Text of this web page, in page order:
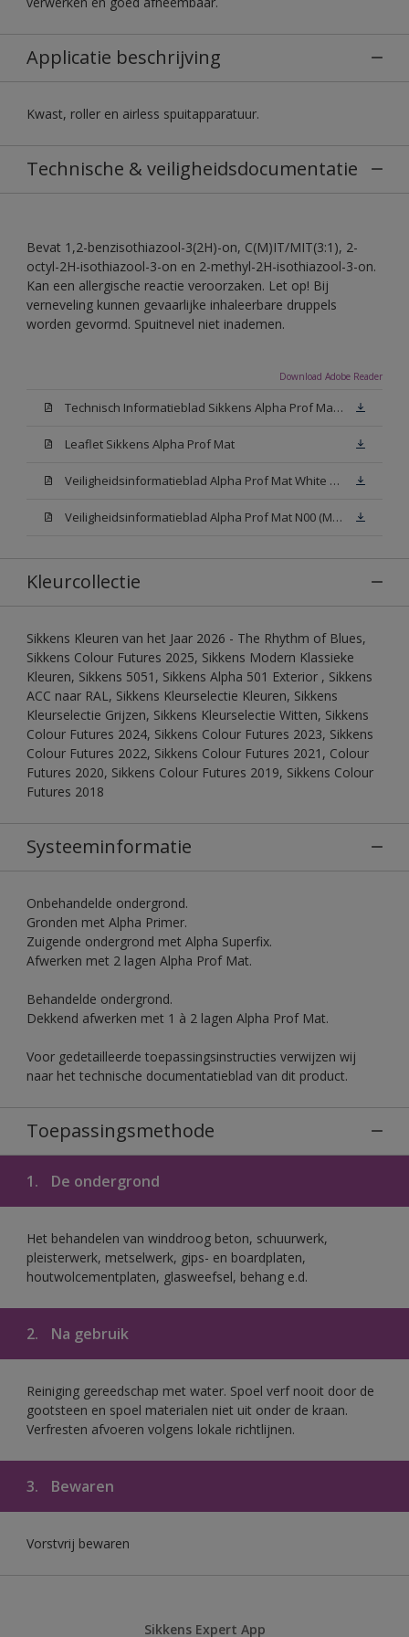
Applicatie beschrijving
Kwast, roller en airless spuitapparatuur.
Technische & veiligheidsdocumentatie
Bevat 1,2-benzisothiazool-3(2H)-on, C(M)IT/MIT(3:1), 2-
octyl-2H-isothiazool-3-on en 2-methyl-2H-isothiazool-3-on.
Kan een allergische reactie veroorzaken. Let op! Bij
verneveling kunnen gevaarlijke inhaleerbare druppels
worden gevormd. Spuitnevel niet inademen.
Download Adobe Reader
Technisch Informatieblad Sikkens Alpha Prof Mat(PDF)
Leaflet Sikkens Alpha Prof Mat
Veiligheidsinformatieblad Alpha Prof Mat White W05 (MSDS)
Veiligheidsinformatieblad Alpha Prof Mat N00 (MSDS)
Kleurcollectie
Sikkens Kleuren van het Jaar 2026 - The Rhythm of Blues,
Sikkens Colour Futures 2025, Sikkens Modern Klassieke
Kleuren, Sikkens 5051, Sikkens Alpha 501 Exterior , Sikkens
ACC naar RAL, Sikkens Kleurselectie Kleuren, Sikkens
Kleurselectie Grijzen, Sikkens Kleurselectie Witten, Sikkens
Colour Futures 2024, Sikkens Colour Futures 2023, Sikkens
Colour Futures 2022, Sikkens Colour Futures 2021, Colour
Futures 2020, Sikkens Colour Futures 2019, Sikkens Colour
Futures 2018
Systeeminformatie
Onbehandelde ondergrond.
Gronden met Alpha Primer.
Zuigende ondergrond met Alpha Superfix.
Afwerken met 2 lagen Alpha Prof Mat.
Behandelde ondergrond.
Dekkend afwerken met 1 à 2 lagen Alpha Prof Mat.
Voor gedetailleerde toepassingsinstructies verwijzen wij
naar het technische documentatieblad van dit product.
Toepassingsmethode
1. De ondergrond
Het behandelen van winddroog beton, schuurwerk,
pleisterwerk, metselwerk, gips- en boardplaten,
houtwolcementplaten, glasweefsel, behang e.d.
2. Na gebruik
Reiniging gereedschap met water. Spoel verf nooit door de
gootsteen en spoel materialen niet uit onder de kraan.
Verfresten afvoeren volgens lokale richtlijnen.
3. Bewaren
Vorstvrij bewaren
Sikkens Expert App